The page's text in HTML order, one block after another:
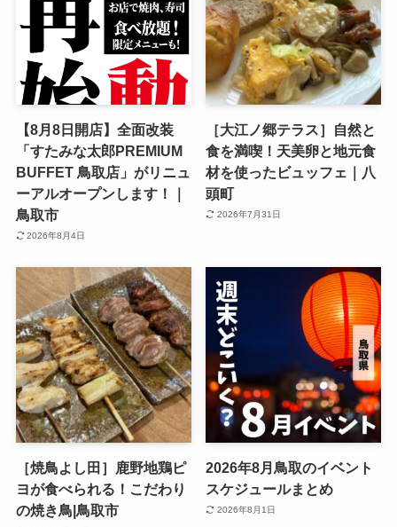
【8月8日開店】全面改装
「すたみな太郎PREMIUM
BUFFET 鳥取店」がリニュ
ーアルオープンします！｜
鳥取市
2026年8月4日
［大江ノ郷テラス］自然と
食を満喫！天美卵と地元食
材を使ったビュッフェ｜八
頭町
2026年7月31日
［焼鳥よし田］鹿野地鶏ピ
ヨが食べられる！こだわり
の焼き鳥|鳥取市
2026年8月鳥取のイベント
スケジュールまとめ
2026年8月1日